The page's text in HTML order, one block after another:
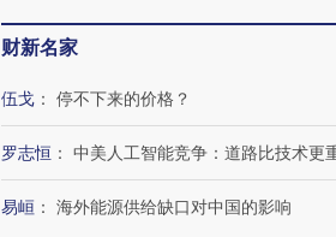
财新名家
伍戈 ： 停不下来的价格？
罗志恒 ： 中美人工智能竞争：道路比技术更
易峘 ： 海外能源供给缺口对中国的影响